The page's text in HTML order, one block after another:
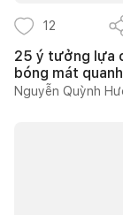
12
25 ý tưởng lựa
bóng mát
Nguyễn Quỳnh